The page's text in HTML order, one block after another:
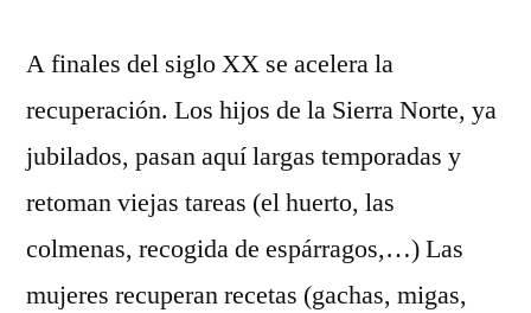
A finales del siglo XX se acelera la
recuperación. Los hijos de la Sierra Norte, ya
jubilados, pasan aquí largas temporadas y
retoman viejas tareas (el huerto, las
colmenas, recogida de espárragos,…) Las
mujeres recuperan recetas (gachas, migas,